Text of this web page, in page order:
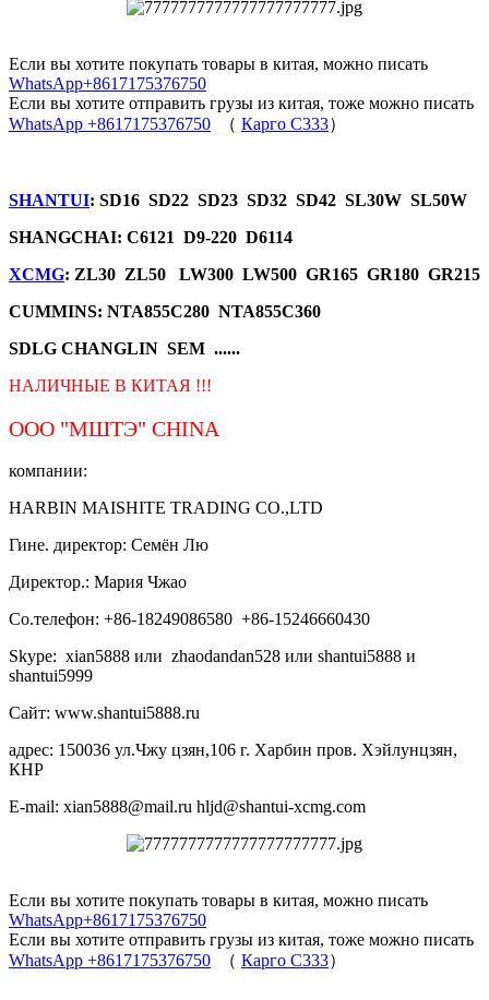
Если вы хотите покупать товары в китая, можно писать
WhatsApp+8617175376750
Если вы хотите отправить грузы из китая, тоже можно писать
WhatsApp +8617175376750 （ Карго C333）
SHANTUI: SD16 SD22 SD23 SD32 SD42 SL30W SL50W
SHANGCHAI: C6121 D9-220 D6114
XCMG: ZL30 ZL50 LW300 LW500 GR165 GR180 GR215
CUMMINS: NTA855C280 NTA855C360
SDLG CHANGLIN SEM ......
НАЛИЧНЫЕ В КИТАЯ !!!
ООО "МШТЭ" CHINA
компании:
HARBIN MAISHITE TRADING CO.,LTD
Гине. директор: Семён Лю
Директор.: Мария Чжао
Со.телефон: +86-18249086580 +86-15246660430
Skype: xian5888 или zhaodandan528 или shantui5888 и
shantui5999
Сайт: www.shantui5888.ru
адрес: 150036 ул.Чжу цзян,106 г. Харбин пров. Хэйлунцзян,
КНР
E-mail: xian5888@mail.ru hljd@shantui-xcmg.com
Если вы хотите покупать товары в китая, можно писать
WhatsApp+8617175376750
Если вы хотите отправить грузы из китая, тоже можно писать
WhatsApp +8617175376750 （ Карго C333）